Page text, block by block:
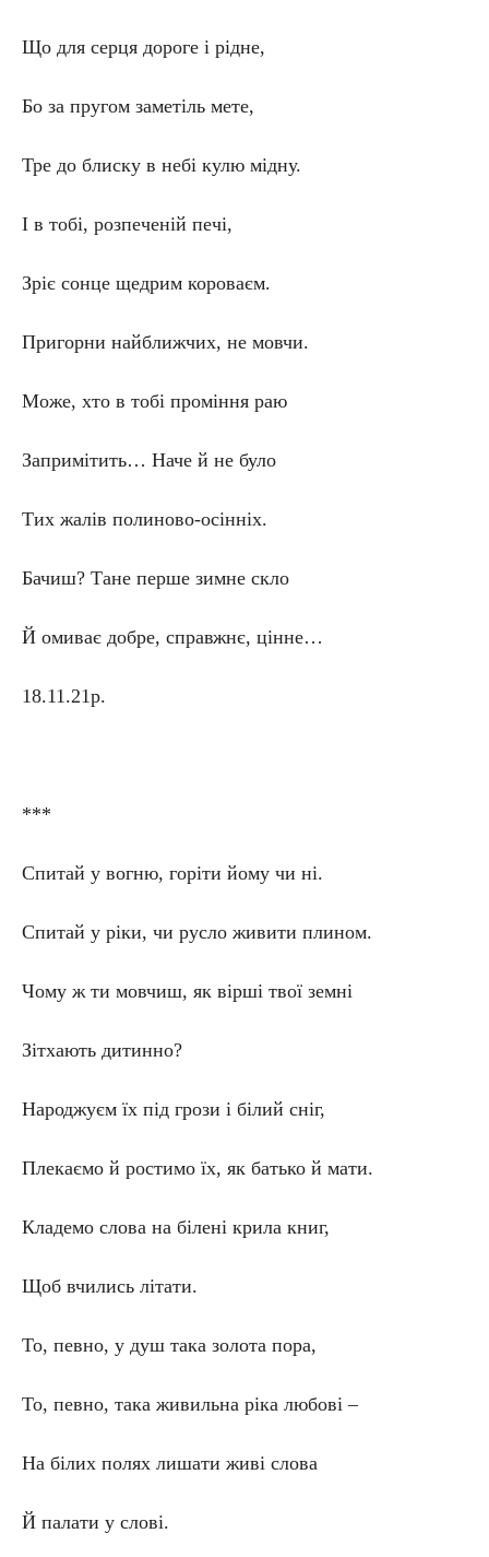
Що для серця дороге і рідне,
Бо за пругом заметіль мете,
Тре до блиску в небі кулю мідну.
І в тобі, розпеченій печі,
Зріє сонце щедрим короваєм.
Пригорни найближчих, не мовчи.
Може, хто в тобі проміння раю
Запримітить… Наче й не було
Тих жалів полиново-осінніх.
Бачиш? Тане перше зимне скло
Й омиває добре, справжнє, цінне…
18.11.21р.
***
Спитай у вогню, горіти йому чи ні.
Спитай у ріки, чи русло живити плином.
Чому ж ти мовчиш, як вірші твої земні
Зітхають дитинно?
Народжуєм їх під грози і білий сніг,
Плекаємо й ростимо їх, як батько й мати.
Кладемо слова на білені крила книг,
Щоб вчились літати.
То, певно, у душ така золота пора,
То, певно, така живильна ріка любові –
На білих полях лишати живі слова
Й палати у слові.